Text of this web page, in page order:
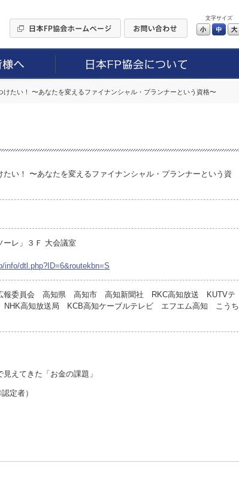
文字サイズ
小 中
けたい！ 〜あなたを変えるファイナンシャル・プランナーという資格〜
い！ 〜あなたを変えるファイナンシャル・プランナーという資
ーレ」３Ｆ 大会議室
info/dtl.php?ID=6&routekbn=S
報委員会 高知県 高知市 高知新聞社 RKC高知放送 KUTVテ
高知放送局 KCB高知ケーブルテレビ エフエム高知 こうち
えてきた「お金の課題」
定者）